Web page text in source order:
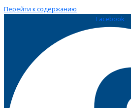
Перейти к содержанию
Facebook